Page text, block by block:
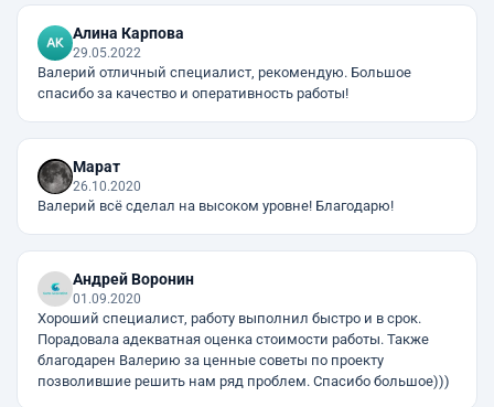
Алина Карпова
29.05.2022
Валерий отличный специалист, рекомендую. Большое
спасибо за качество и оперативность работы!
Марат
26.10.2020
Валерий всё сделал на высоком уровне! Благодарю!
Андрей Воронин
01.09.2020
Хороший специалист, работу выполнил быстро и в срок.
Порадовала адекватная оценка стоимости работы. Также
благодарен Валерию за ценные советы по проекту
позволившие решить нам ряд проблем. Спасибо большое)))